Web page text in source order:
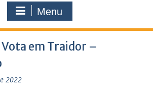
Menu
em Traidor –
2022